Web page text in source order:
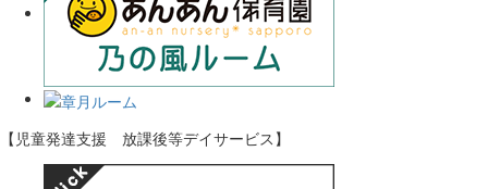
【児童発達支援 放課後等デイサービス】